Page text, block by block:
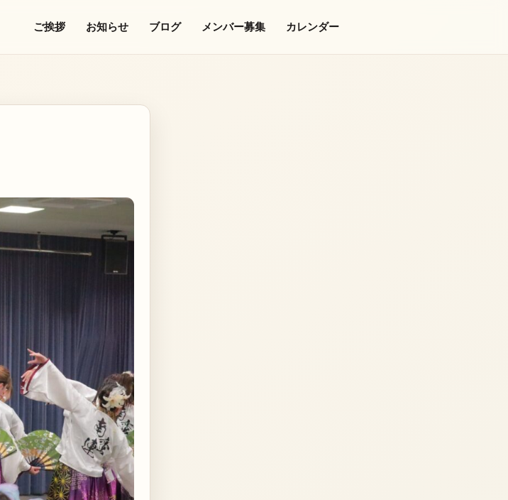
ご挨拶 お知らせ ブログ メンバー募集 カレンダー